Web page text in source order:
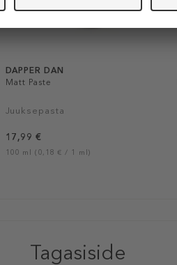
DAPPER DAN
Matt Paste
Juuksepasta
17,99 €
100 ml (0,18 € / 1 ml)
Tagasiside